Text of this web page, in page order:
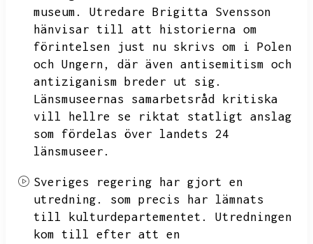
museum.
Utredare Brigitta Svensson
hänvisar till att historierna om
förintelsen just nu skrivs om i Polen
och Ungern,
där även antisemitism och
antiziganism breder ut sig.
Länsmuseernas samarbetsråd kritiska
vill hellre se riktat statligt anslag
som fördelas över landets 24
länsmuseer.
Sveriges regering har gjort en
utredning.
som precis har lämnats
till kulturdepartementet.
Utredningen
kom till efter att en